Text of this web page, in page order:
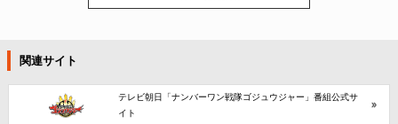
関連サイト
テレビ朝日「ナンバーワン戦隊ゴジュウジャー」番組公式サ
イト